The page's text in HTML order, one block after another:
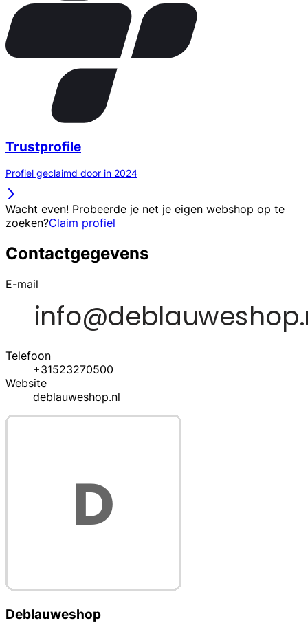
Trustprofile
Profiel geclaimd door in 2024
Wacht even! Probeerde je net je eigen webshop op te
zoeken?Claim profiel
Contactgegevens
E-mail
Telefoon
+31523270500
Website
deblauweshop.nl
Deblauweshop